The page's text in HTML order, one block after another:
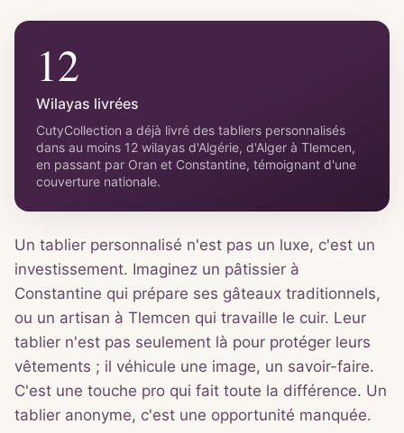
12
Wilayas livrées
CutyCollection a déjà livré des tabliers personnalisés
dans au moins 12 wilayas d'Algérie, d'Alger à Tlemcen,
en passant par Oran et Constantine, témoignant d'une
couverture nationale.
Un tablier personnalisé n'est pas un luxe, c'est un
investissement. Imaginez un pâtissier à
Constantine qui prépare ses gâteaux traditionnels,
ou un artisan à Tlemcen qui travaille le cuir. Leur
tablier n'est pas seulement là pour protéger leurs
vêtements ; il véhicule une image, un savoir-faire.
C'est une touche pro qui fait toute la différence. Un
tablier anonyme, c'est une opportunité manquée.